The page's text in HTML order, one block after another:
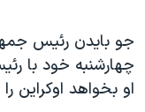
تریبونال مردمی آبان ۹۸
دادگاه حمید نوری
جو بایدن رئیس‌
چهارشنبه خود با
او بخواهد اوکراین